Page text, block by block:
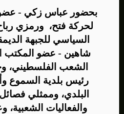
بحضور عباس زكي - عضو
لحركة فتح، ورمزي
السياسي للجبهة
شاهين - عضو المكتب
الشعب الفلسطيني،
رئيس بلدية السموع
البلدي، وممثلي
والفعاليات الشعبية،